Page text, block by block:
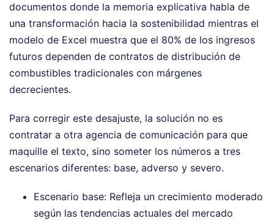
documentos donde la memoria explicativa habla de
una transformación hacia la sostenibilidad mientras el
modelo de Excel muestra que el 80% de los ingresos
futuros dependen de contratos de distribución de
combustibles tradicionales con márgenes
decrecientes.
Para corregir este desajuste, la solución no es
contratar a otra agencia de comunicación para que
maquille el texto, sino someter los números a tres
escenarios diferentes: base, adverso y severo.
Escenario base: Refleja un crecimiento moderado
según las tendencias actuales del mercado